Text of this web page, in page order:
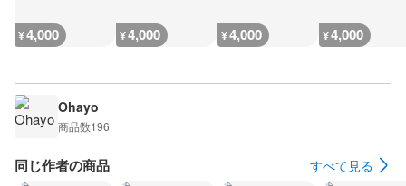
¥4,000 ¥4,000 ¥4,000 ¥4,000
Ohayo
商品数196
同じ作者の商品 すべて見る